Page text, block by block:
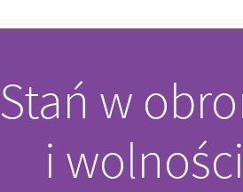
Stań w
i